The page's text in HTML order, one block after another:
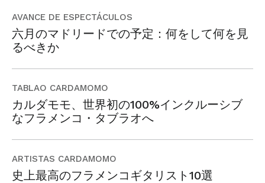
AVANCE DE ESPECTÁCULOS
六月のマドリードでの予定：何をして何を見
るべきか
TABLAO CARDAMOMO
カルダモモ、世界初の100%インクルーシブ
なフラメンコ・タブラオへ
ARTISTAS CARDAMOMO
史上最高のフラメンコギタリスト10選